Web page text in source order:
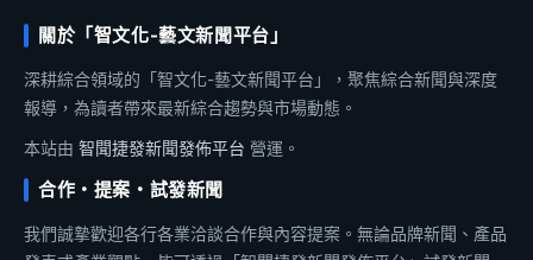
關於「智文化-藝文新聞平台」
深耕綜合領域的「智文化-藝文新聞平台」，聚焦綜合新聞與深度
報導，為讀者帶來最新綜合趨勢與市場動態。
本站由 智聞捷發新聞發佈平台 營運。
合作・提案・試發新聞
我們誠摯歡迎各行各業洽談合作與內容提案。無論品牌新聞、產品